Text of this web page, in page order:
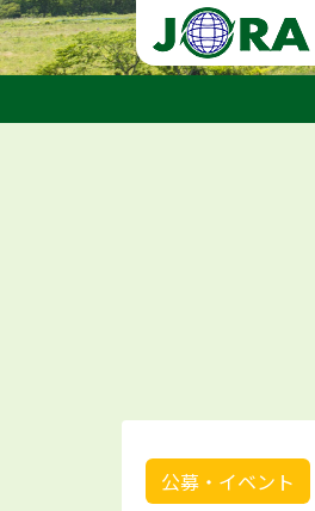
Skip to content
公募・イベント